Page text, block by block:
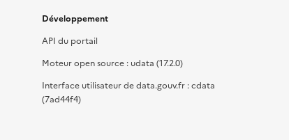
Développement
API du portail
Moteur open source : udata (17.2.0)
Interface utilisateur de data.gouv.fr : cdata
(7ad44f4)